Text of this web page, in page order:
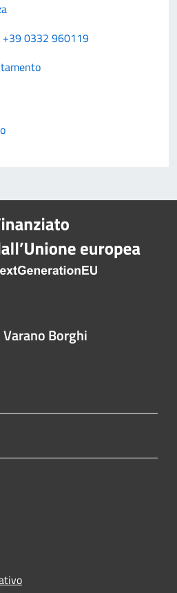
+39 0332 960119
Borghi